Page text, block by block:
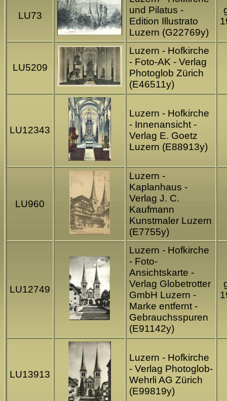
LU73
und Pilatus -
Edition Illustrato
Luzern (G22769y)
LU5209
Luzern - Hofkirche
- Foto-AK - Verlag
Photoglob Zürich
(E46511y)
LU12343
Luzern - Hofkirche
- Innenansicht -
Verlag E. Goetz
Luzern (E88913y)
LU960
Luzern -
Kaplanhaus -
Verlag J. C.
Kaufmann
Kunstmaler Luzern
(E7755y)
LU12749
Luzern - Hofkirche
- Foto-
Ansichtskarte -
Verlag Globetrotter
GmbH Luzern -
Marke entfernt -
Gebrauchsspuren
(E91142y)
LU13913
Luzern - Hofkirche
- Verlag Photoglob-
Wehrli AG Zürich
(E99819y)